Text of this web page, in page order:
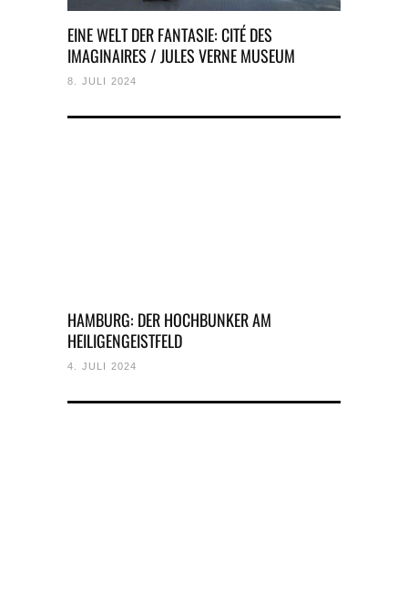
EINE WELT DER FANTASIE: CITÉ DES
IMAGINAIRES / JULES VERNE MUSEUM
8. JULI 2024
HAMBURG: DER HOCHBUNKER AM
HEILIGENGEISTFELD
4. JULI 2024